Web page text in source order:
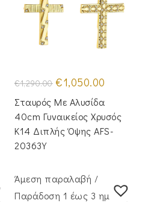
€1,290.00 Original
price
was:
€1,290.00.
€1,050.00
είναι:
€1,050.00.
Σταυρός Mε Aλυσίδα
40cm Γυναικείος Χρυσός
Κ14 Διπλής Όψης AFS-
20363Y
Άμεση παραλαβή /
Παράδoση 1 έως 3 ημέρες